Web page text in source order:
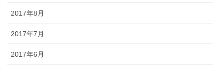
2017年8月
2017年7月
2017年6月